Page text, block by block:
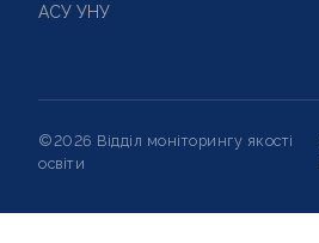
АСУ УНУ
©2026 Відділ моніторингу якості
освіти